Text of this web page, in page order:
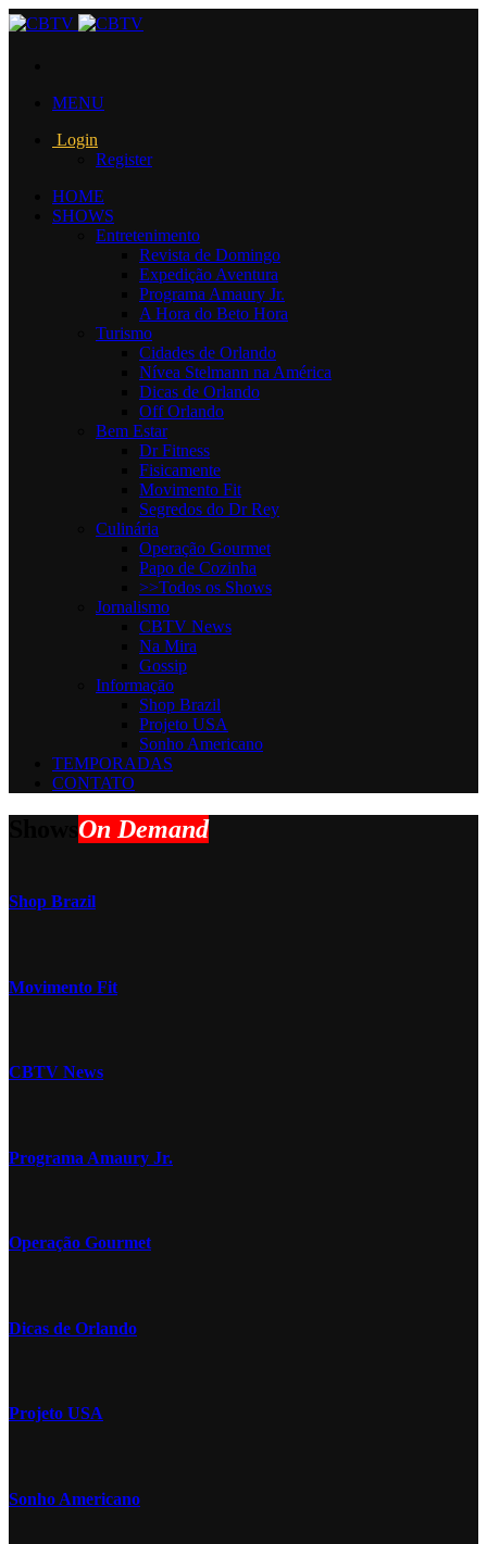
MENU
Login
Register
HOME
SHOWS
Entretenimento
Revista de Domingo
Expedição Aventura
Programa Amaury Jr.
A Hora do Beto Hora
Turismo
Cidades de Orlando
Nívea Stelmann na América
Dicas de Orlando
Off Orlando
Bem Estar
Dr Fitness
Fisicamente
Movimento Fit
Segredos do Dr Rey
Culinária
Operação Gourmet
Papo de Cozinha
>>Todos os Shows
Jornalismo
CBTV News
Na Mira
Gossip
Informaçāo
Shop Brazil
Projeto USA
Sonho Americano
TEMPORADAS
CONTATO
On Demand
Shop Brazil
Movimento Fit
CBTV News
Programa Amaury Jr.
Operação Gourmet
Dicas de Orlando
Projeto USA
Sonho Americano